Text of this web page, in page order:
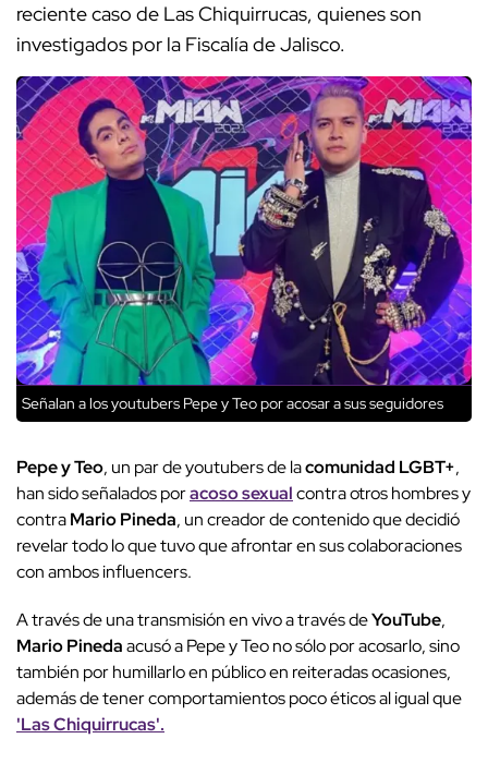
reciente caso de Las Chiquirrucas, quienes son
investigados por la Fiscalía de Jalisco.
Señalan a los youtubers Pepe y Teo por acosar a sus seguidores
Pepe y Teo, un par de youtubers de lacomunidad LGBT+,
han sido señalados poracoso sexualcontra otros hombres y
contraMario Pineda, un creador de contenido que decidió
revelar todo lo que tuvo que afrontar en sus colaboraciones
con ambos influencers.
A través de una transmisión en vivo a través deYouTube,
Mario Pinedaacusó a Pepe y Teo no sólo por acosarlo, sino
también por humillarlo en público en reiteradas ocasiones,
además de tener comportamientos poco éticos al igual que
'Las Chiquirrucas'.